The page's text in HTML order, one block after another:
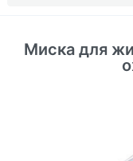
Миска для